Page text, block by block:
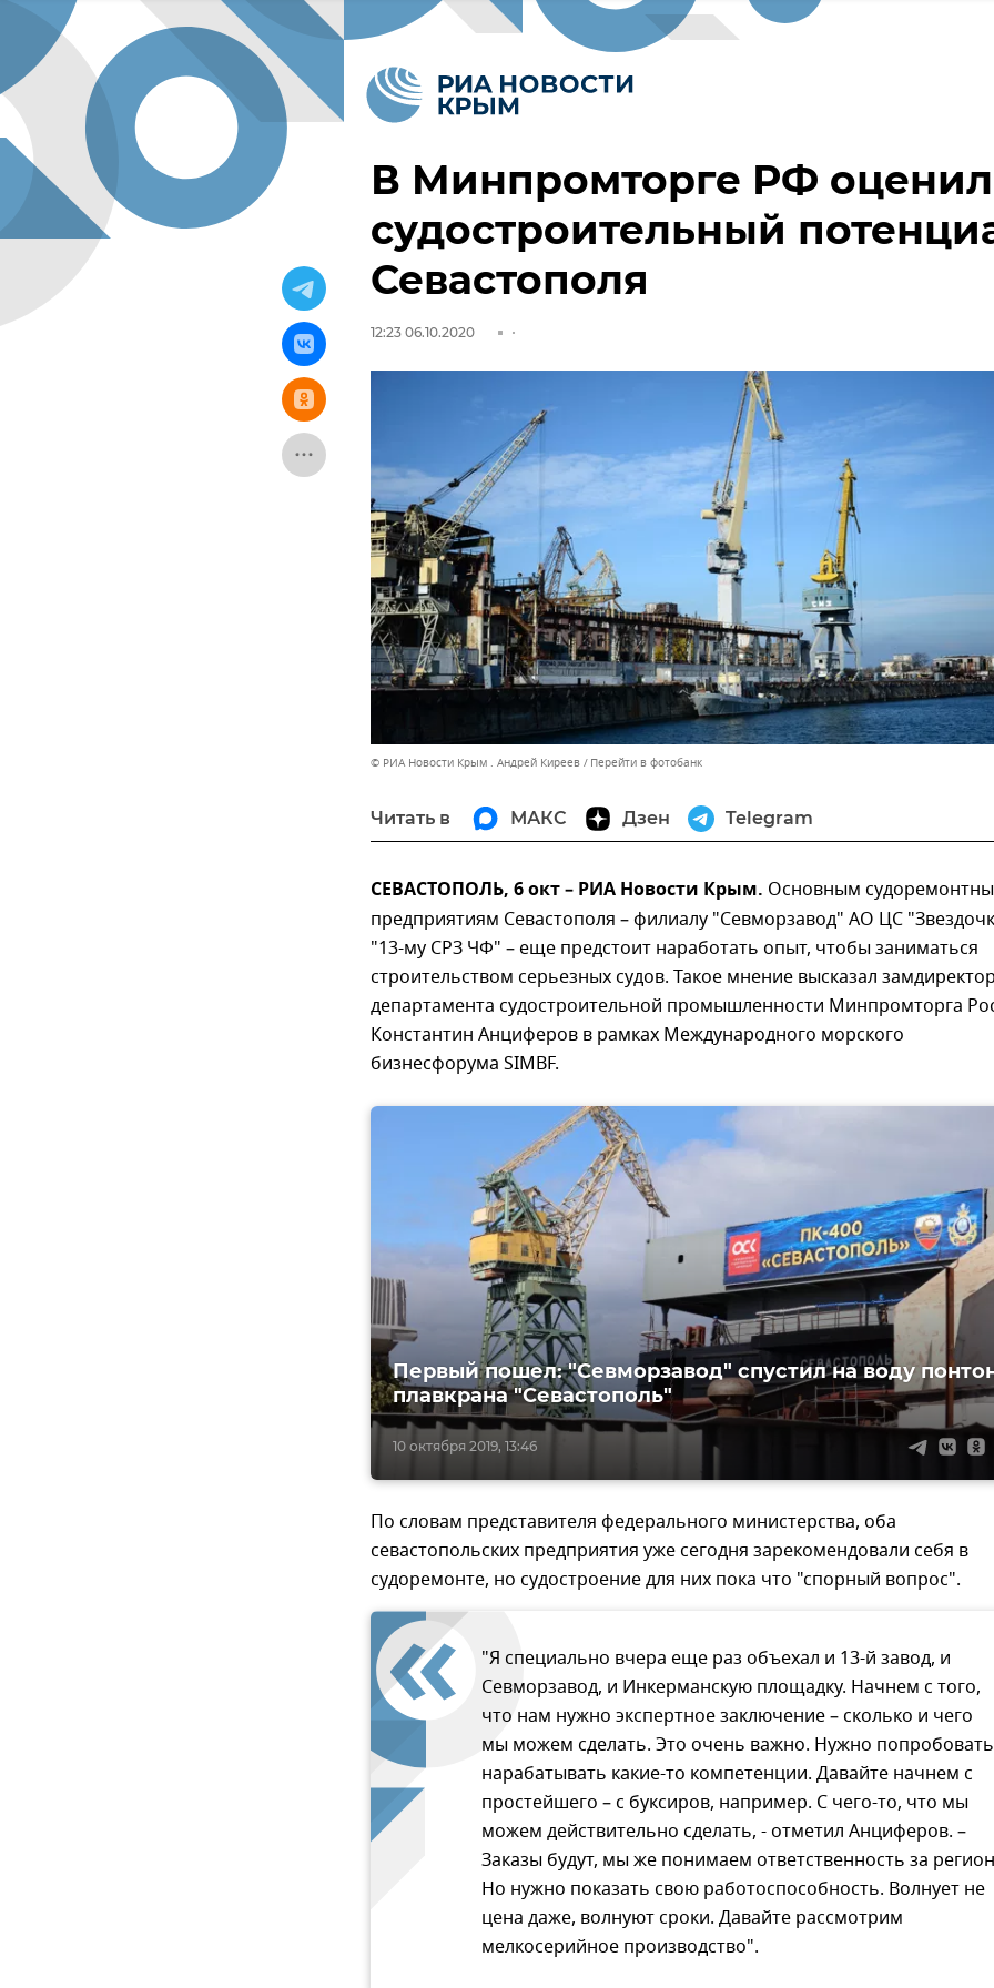
В Минпромторге РФ
судостроительный
Севастополя
12:23 06.10.2020
© РИА Новости Крым . Андрей Киреев Перейти в фотобанк
Читать в МАКС Дзен Telegram
СЕВАСТОПОЛЬ, 6 окт – РИА Новости Крым. Основным
предприятиям Севастополя – филиалу "Севморзавод" АО ЦС
"13-му СРЗ ЧФ" – еще предстоит наработать опыт, чтобы заниматься
строительством серьезных судов. Такое мнение высказал
департамента судостроительной промышленности Минпромторга
Константин Анциферов в рамках Международного морского
бизнесфорума SIMBF.
10 октября 2019, 13:46
Первый пошел: "Севморзавод" спустил на воду
плавкрана "Севастополь"
По словам представителя федерального министерства, оба
севастопольских предприятия уже сегодня зарекомендовали себя в
судоремонте, но судостроение для них пока что "спорный вопрос".
"Я специально вчера еще раз объехал и 13-й завод, и
Севморзавод, и Инкерманскую площадку. Начнем с того,
что нам нужно экспертное заключение – сколько и чего
мы можем сделать. Это очень важно. Нужно попробовать
нарабатывать какие-то компетенции. Давайте начнем с
простейшего – с буксиров, например. С чего-то, что мы
можем действительно сделать, - отметил Анциферов. –
Заказы будут, мы же понимаем ответственность за
Но нужно показать свою работоспособность. Волнует не
цена даже, волнуют сроки. Давайте рассмотрим
мелкосерийное производство".